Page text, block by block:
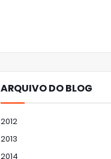
ARQUIVO DO BLOG
2012
2013
2014